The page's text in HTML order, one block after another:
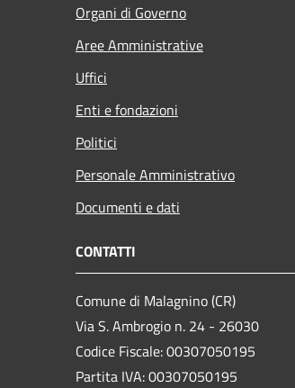
Organi di Governo
Aree Amministrative
Uffici
Enti e fondazioni
Politici
Personale Amministrativo
Documenti e dati
CONTATTI
Comune di Malagnino (CR)
Via S. Ambrogio n. 24 - 26030
Codice Fiscale: 00307050195
Partita IVA: 00307050195